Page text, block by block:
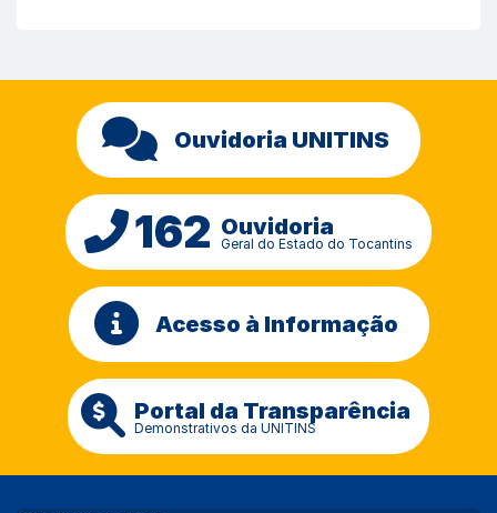
Ouvidoria UNITINS
162 Ouvidoria
Geral do Estado do Tocantins
Acesso à Informação
Portal da Transparência
Demonstrativos da UNITINS